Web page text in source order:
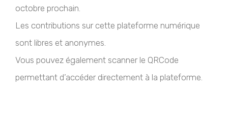
octobre prochain.
Les contributions sur cette plateforme numérique
sont libres et anonymes.
Vous pouvez également scanner le QRCode
permettant d’accéder directement à la plateforme.